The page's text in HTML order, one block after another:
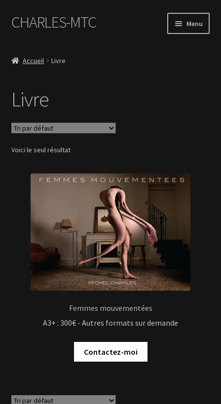
Aller
à
navigation
Aller
au
CHARLES-MTC Menu
Le Book Portfolio
Contact
Accueil Livre
Livre
Voici le seul résultat
Femmes mouvementées
A3+ : 300€ - Autres formats sur demande
Contactez-moi